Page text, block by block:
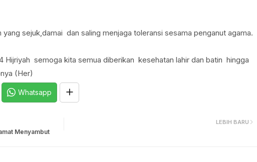
sejuk,damai dan saling menjaga toleransi sesama penganut agama.
Hijriyah semoga kita semua diberikan kesehatan lahir dan batin hingga
(Her)
Whatsapp
LEBIH BARU
Menyambut